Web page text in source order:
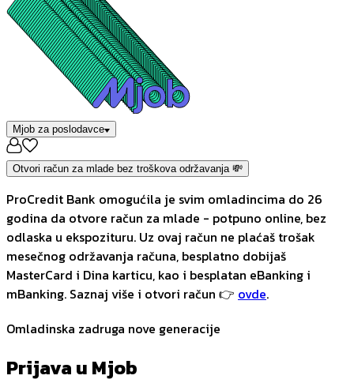
Mjob za poslodavce
Otvori račun za mlade bez troškova održavanja 💸
ProCredit Bank omogućila je svim omladincima do 26
godina da otvore račun za mlade - potpuno online, bez
odlaska u ekspozituru. Uz ovaj račun ne plaćaš trošak
mesečnog održavanja računa, besplatno dobijaš
MasterCard i Dina karticu, kao i besplatan eBanking i
mBanking. Saznaj više i otvori račun 👉 ovde.
Omladinska zadruga nove generacije
Prijava u Mjob